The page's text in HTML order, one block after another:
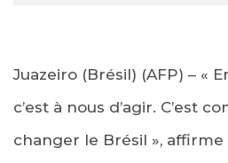
Juazeiro (Brésil) (AFP) – «
c’est à nous d’agir. C’est
changer le Brésil »,